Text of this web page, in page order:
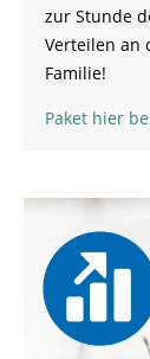
zur Stunde
Verteilen an
Familie!
Paket hier